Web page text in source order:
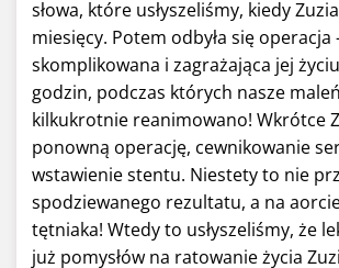
słowa, które usłyszeliśmy, kiedy
miesięcy. Potem odbyła się operacja
skomplikowana i zagrażająca jej
godzin, podczas których nasze
kilkukrotnie reanimowano! Wkrótce
ponowną operację, cewnikowanie
wstawienie stentu. Niestety to nie
spodziewanego rezultatu, a na
tętniaka! Wtedy to usłyszeliśmy, że
już pomysłów na ratowanie życia